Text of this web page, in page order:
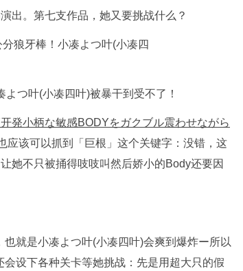
出。第七支作品，她又要挑战什么？
発小柄な敏感BODYをガクブル震わせながら
应该可以抓到「巨根」这个关键字：没错，这
她不只被捅得吱吱叫然后娇小的Body还要因
也就是小凑よつ叶(小凑四叶)会爽到爆炸ー所以
设下各种关卡等她挑战：先是用超大只的假